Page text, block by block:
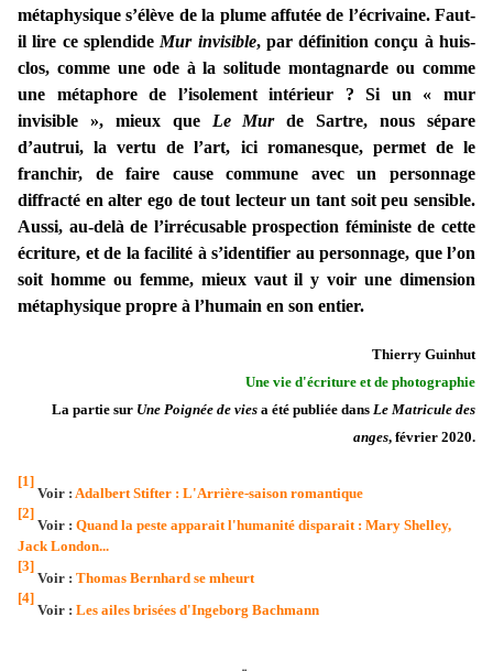
métaphysique s’élève de la plume affutée de l’écrivaine. Faut-
il lire ce splendideMur invisible, par définition conçu à huis-
clos, comme une ode à la solitude montagnarde ou comme
une métaphore de l’isolement intérieur ? Si un « mur
invisible », mieux que Le Murde Sartre, nous sépare
d’autrui, la vertu de l’art, ici romanesque, permet de le
franchir, de faire cause commune avec un personnage
diffracté en alter ego de tout lecteur un tant soit peu sensible.
Aussi, au-delà de l’irrécusable prospection féministe de cette
écriture, et de la facilité à s’identifier au personnage, que l’on
soit homme ou femme, mieux vaut il y voir une dimension
métaphysique propre à l’humain en son entier.
Thierry Guinhut
Une vie d'écriture et de photographie
La partie sur Une Poignée de vies a été publiée dans Le Matricule des
anges, février 2020.
[1]
Voir : Adalbert Stifter : L'Arrière-saison romantique
[2]
Voir : Quand la peste apparait l'humanité disparait : Mary Shelley,
Jack London...
[3]
Voir : Thomas Bernhard se mheurt
[4]
Voir : Les ailes brisées d'Ingeborg Bachmann